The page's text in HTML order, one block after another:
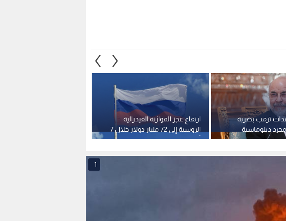
ارتفاع عجز الموازنة الفيدرالية
الروسية إلى 72 مليار دولار خلال 7
أشهر
ترمب بضربة
دبلوماسية
1